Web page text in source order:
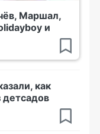
Маршал,
и
как
детсадов